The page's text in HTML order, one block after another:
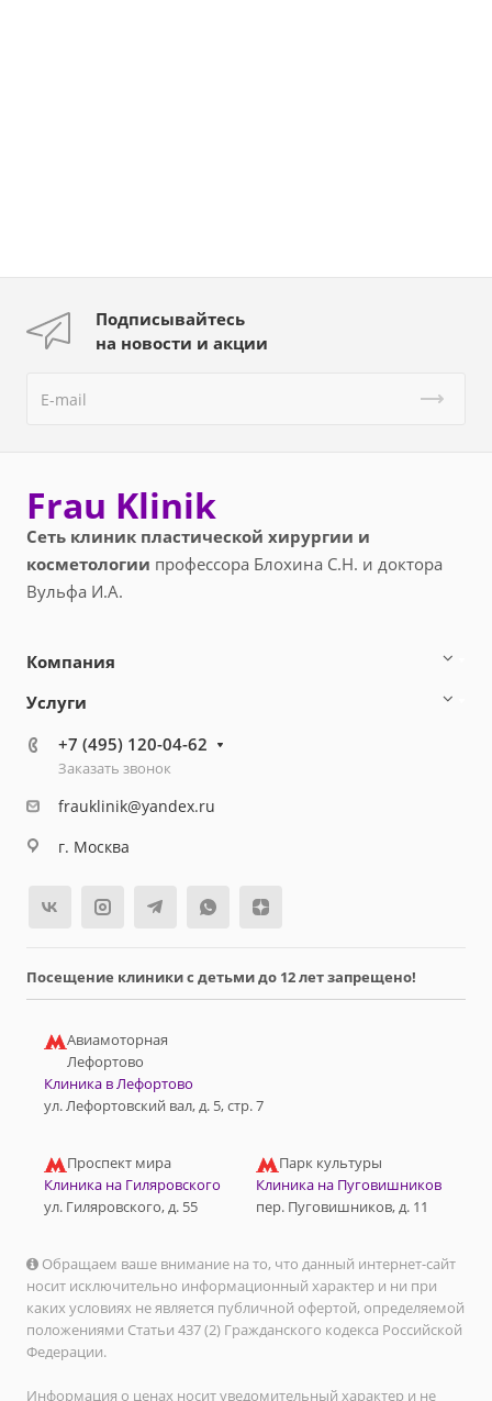
Подписывайтесь
на новости и акции
Frau Klinik
Сеть клиник пластической хирургии и
косметологии профессора Блохина С.Н. и доктора
Вульфа И.А.
Компания
Услуги
+7 (495) 120-04-62
Заказать звонок
frauklinik@yandex.ru
г. Москва
Посещение клиники с детьми до 12 лет запрещено!
Авиамоторная
Лефортово
Клиника в Лефортово
ул. Лефортовский вал, д. 5, стр. 7
Проспект мира
Клиника на Гиляровского
ул. Гиляровского, д. 55
Парк культуры
Клиника на Пуговишников
пер. Пуговишников, д. 11
Обращаем ваше внимание на то, что данный интернет-сайт
носит исключительно информационный характер и ни при
каких условиях не является публичной офертой, определяемой
положениями Статьи 437 (2) Гражданского кодекса Российской
Федерации.
Информация о ценах носит уведомительный характер и не